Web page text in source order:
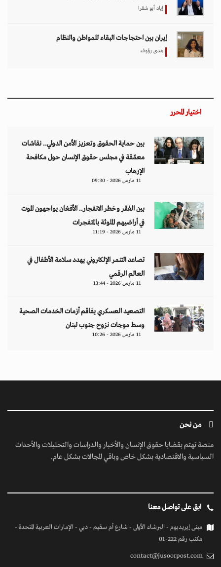
إياد أبو شقرا
إيران بين احتجاجات البقاء للمواطن والنظام
هدى رؤوف
اختيار المحرر
بين حماية الحقوق وتعزيز الأمن الدولي.. نقاشات
معمّقة في مجلس حقوق الإنسان حول مكافحة
الإرهاب
11 مارس 2026 - 09:30
بين الفقر وخطر الانفجار.. الأفغان يواجهون الموت
في أراضيهم الملوثة بالمتفجرات
11 مارس 2026 - 11:19
تصاعد التنمر الإلكتروني يهدد سلامة الأطفال في
العالم الرقمي
11 مارس 2026 - 13:44
التصعيد العسكري يفاقم أزمات الخدمات الصحية
وسط موجات نزوح جنوب لبنان
11 مارس 2026 - 10:26
من نحن
منصة تهتم بقضايا حقوق الإنسان والأخبار والدراسات والتحليلات والأحداث
السياسية والاقتصادية بشكل خاص وباقي المجالات بشكل عام.
ابق على تواصل معنا
مبنى إيريديوم - البرشاء الأولى - شارع أم سقيم - دبي - الإمارات العربية المتحدة -
مكتب رقم 222-01
contact@jusoorpost.com